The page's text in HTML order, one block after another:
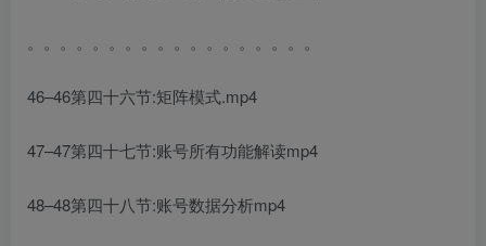
。。。。。。。。。。。。。。。。。。
46–46第四十六节:矩阵模式.mp4
47–47第四十七节:账号所有功能解读mp4
48–48第四十八节:账号数据分析mp4